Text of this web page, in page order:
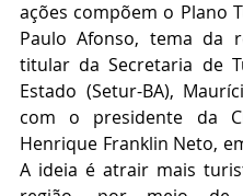
ações compõem o Plano
Paulo Afonso, tema da
titular da Secretaria de
Estado (Setur-BA),
com o presidente da
Henrique Franklin Neto,
A ideia é atrair mais